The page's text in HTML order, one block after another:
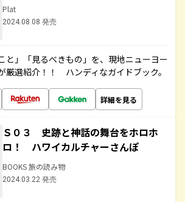
Plat
2024.08.08 発売
と」「見るべきもの」を、現地ニューヨー
厳選紹介！！ ハンディなガイドブック。
詳細を見る
Ｓ０３ 史跡と神話の舞台をホロホ
ロ！ ハワイカルチャーさんぽ
BOOKS 旅の読み物
2024.03.22 発売